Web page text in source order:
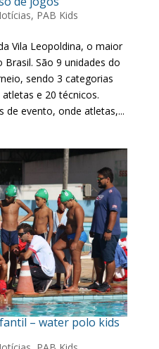
, PAB Kids
Vila Leopoldina, o maior
São 9 unidades do
sendo 3 categorias
e 20 técnicos.
de evento, onde atletas,...
– water polo kids